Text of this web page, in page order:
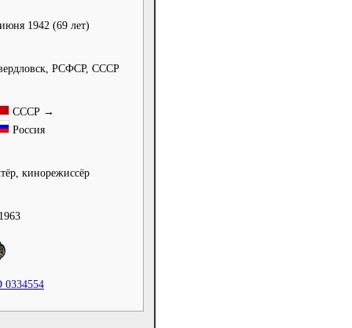
1942 (69 лет)
РСФСР, СССР
СССР →
Россия
кинорежиссёр
0334554